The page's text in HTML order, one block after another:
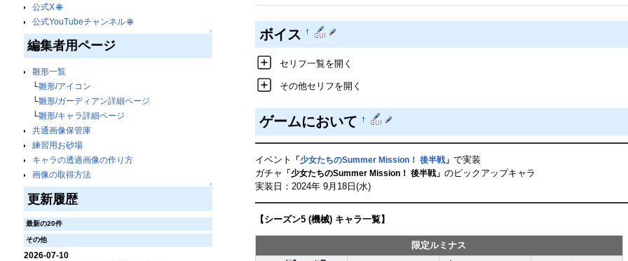
公式X🌐
公式YouTubeチャンネル🌐
↑
編集者用ページ
雛形一覧
└雛形/アイコン
└雛形/ガーディアン詳細ページ
└雛形/キャラ詳細ページ
共通画像保管庫
練習用お砂場
キャラの透過画像の作り方
画像の取得方法
↑
更新履歴
最新の20件
その他
2026-07-10
ボイス †
セリフ一覧を開く
その他セリフを開く
ゲームにおいて †
イベント 「少女たちのSummer Mission！ 後半戦」 で実装
ガチャ
「少女たちのSummer Mission！ 後半戦」 のピックアップキャラ
実装日：2024年 9月18日(水)
【シーズン5 (機械) キャラ一覧】
限定ルミナス